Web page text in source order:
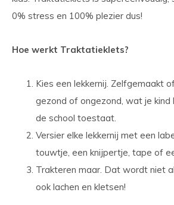
0% stress en 100% plezier dus!
Hoe werkt Traktatieklets?
Kies een lekkernij. Zelfgemaakt
gezond of ongezond, wat je
de school toestaat.
Versier elke lekkernij met een
touwtje, een knijpertje, tape of
Trakteren maar. Dat wordt niet
ook lachen en kletsen!